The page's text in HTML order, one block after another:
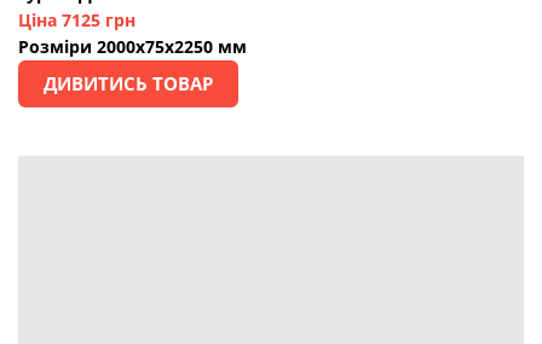
Ціна 7125 грн
Розміри 2000х75х2250 мм
ДИВИТИСЬ ТОВАР